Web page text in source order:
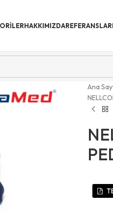
HAKKIMIZDA
Ana